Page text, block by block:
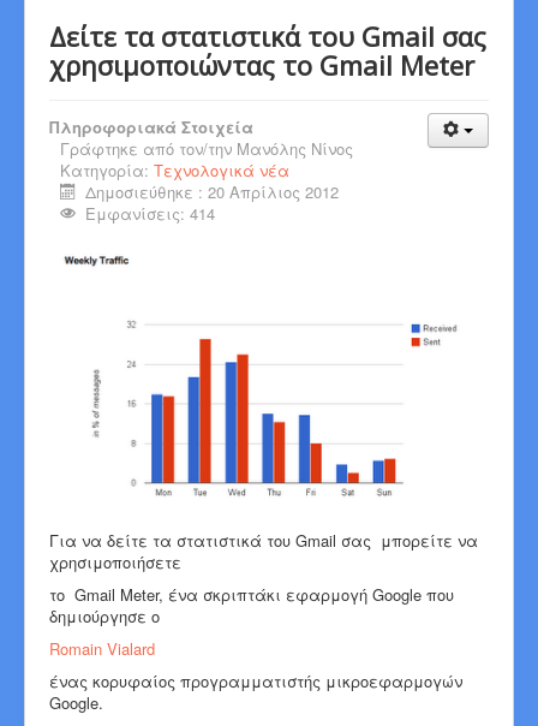
Δείτε τα στατιστικά του Gmail σας
χρησιμοποιώντας το Gmail Meter
Πληροφοριακά Στοιχεία
Γράφτηκε από τον/την Μανόλης Νίνος
Κατηγορία: Τεχνολογικά νέα
Δημοσιεύθηκε : 20 Απρίλιος 2012
Εμφανίσεις: 414
Για να δείτε τα στατιστικά του Gmail σας μπορείτε να
χρησιμοποιήσετε
το Gmail Meter, ένα σκριπτάκι εφαρμογή Google που
δημιούργησε ο
Romain Vialard
ένας κορυφαίος προγραμματιστής μικροεφαρμογών
Google.